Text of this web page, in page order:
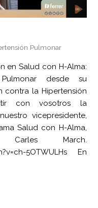
Pulmonar
en Salud con H-Alma:
desde su
contra la Hipertensión
con vosotros la
vicepresidente,
Salud con H-Alma,
March.
5OTWULHs En